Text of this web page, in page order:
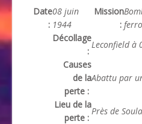
Date
:
08 juin
1944
Mission
:
Décollage
:
Leconfield à
Causes
de la
perte :
Abattu par
Lieu de la
perte :
Près de